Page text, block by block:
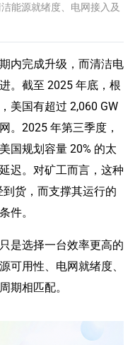
能源就绪度、电网接入及
内完成升级，而清洁电
。截至 2025 年底，根
美国有超过 2,060 GW
。2025 年第三季度，
国规划容量 20% 的太
迟。对矿工而言，这种
货，而支撑其运行的
件。
是选择一台效率更高的
可用性、电网就绪度、
期相匹配。